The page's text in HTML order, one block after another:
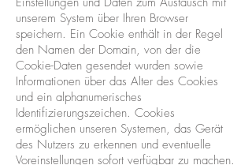
unserem System über Ihren Browser
speichern. Ein Cookie enthält in der Regel
den Namen der Domain, von der die
Cookie-Daten gesendet wurden sowie
Informationen über das Alter des Cookies
und ein alphanumerisches
Identifizierungszeichen. Cookies
ermöglichen unseren Systemen, das Gerät
des Nutzers zu erkennen und eventuelle
Voreinstellungen sofort verfügbar zu machen.